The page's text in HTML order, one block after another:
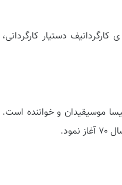
حوزه ی کارگردانیف دستیار کارگردانی،
موسیقیدان و خواننده است.